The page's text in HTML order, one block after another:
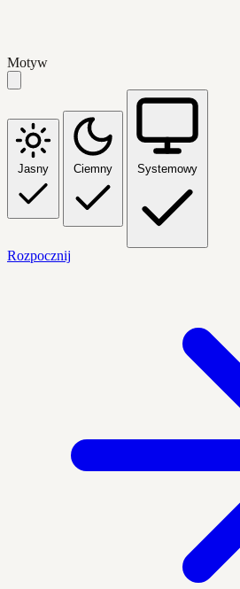
Motyw
Jasny Ciemny Systemowy
Rozpocznij